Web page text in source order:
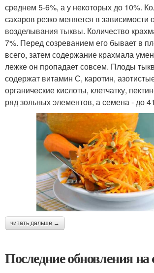
среднем 5-6%, а у некоторых до 10%.
сахаров резко меняется в зависимости
возделывания тыквы. Количество
7%. Перед созреванием его бывает в
всего, затем содержание крахмала
лежке он пропадает совсем. Плоды
содержат витамин С, каротин,
органические кислоты, клетчатку,
ряд зольных элементов, а семена - до
читать дальше →
Последние обновления на